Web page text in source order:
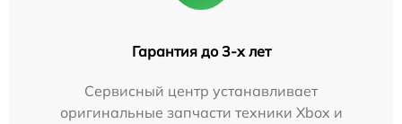
Гарантия до 3-х лет
Сервисный центр устанавливает
оригинальные запчасти техники Xbox и